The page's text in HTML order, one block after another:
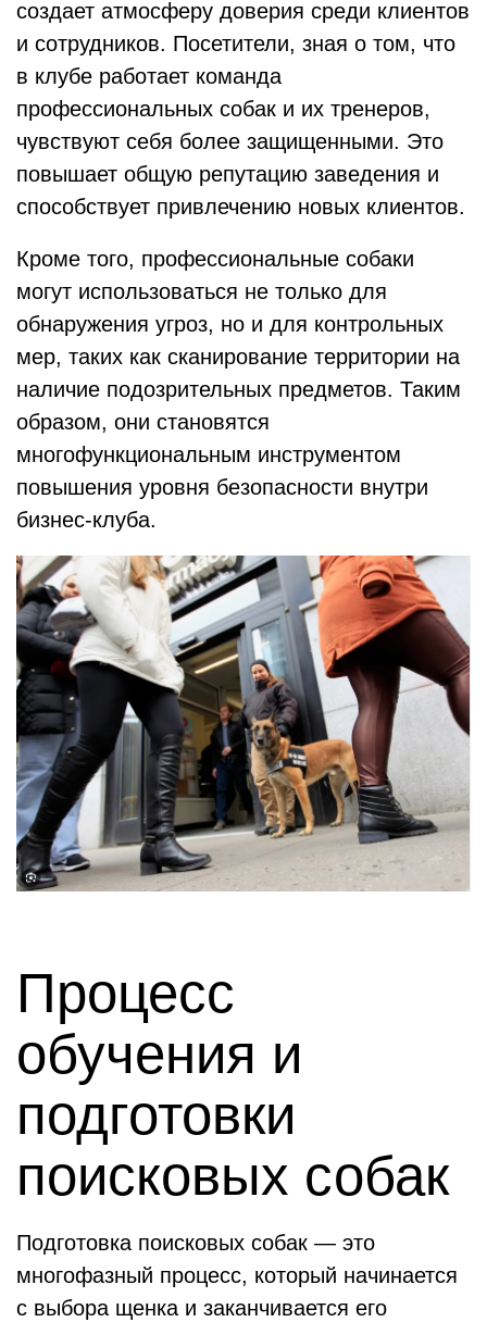
создает атмосферу доверия среди клиентов
и сотрудников. Посетители, зная о том, что
в клубе работает команда
профессиональных собак и их тренеров,
чувствуют себя более защищенными. Это
повышает общую репутацию заведения и
способствует привлечению новых клиентов.
Кроме того, профессиональные собаки
могут использоваться не только для
обнаружения угроз, но и для контрольных
мер, таких как сканирование территории на
наличие подозрительных предметов. Таким
образом, они становятся
многофункциональным инструментом
повышения уровня безопасности внутри
бизнес-клуба.
Процесс
обучения и
подготовки
поисковых собак
Подготовка поисковых собак — это
многофазный процесс, который начинается
с выбора щенка и заканчивается его